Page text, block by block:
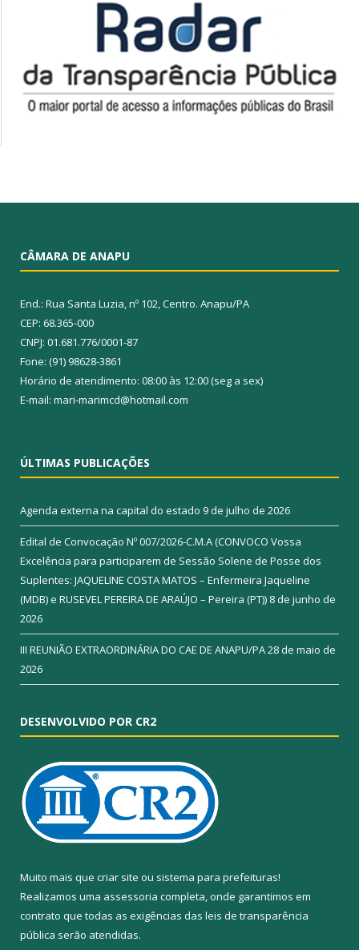
CÂMARA DE ANAPU
End.: Rua Santa Luzia, nº 102, Centro. Anapu/PA
CEP: 68.365-000
CNPJ: 01.681.776/0001-87
Fone: (91) 98628-3861
Horário de atendimento: 08:00 às 12:00 (seg a sex)
E-mail: mari-marimcd@hotmail.com
ÚLTIMAS PUBLICAÇÕES
Agenda externa na capital do estado 9 de julho de 2026
Edital de Convocação Nº 007/2026-C.M.A (CONVOCO Vossa
Excelência para participarem de Sessão Solene de Posse dos
Suplentes: JAQUELINE COSTA MATOS – Enfermeira Jaqueline
(MDB) e RUSEVEL PEREIRA DE ARAÚJO – Pereira (PT)) 8 de junho de
2026
III REUNIÃO EXTRAORDINÁRIA DO CAE DE ANAPU/PA28 de maio de
2026
DESENVOLVIDO POR CR2
Muito mais que criar site ou sistema para prefeituras!
Realizamos uma assessoria completa, onde garantimos em
contrato que todas as exigências das leis de transparência
pública serão atendidas.